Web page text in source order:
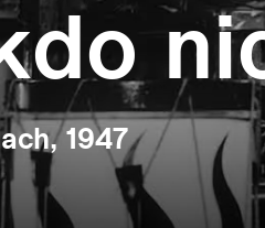
1947